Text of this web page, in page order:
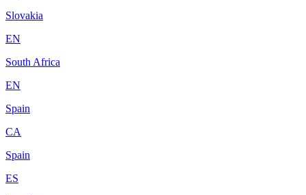
Slovakia
EN
South Africa
EN
Spain
CA
Spain
ES